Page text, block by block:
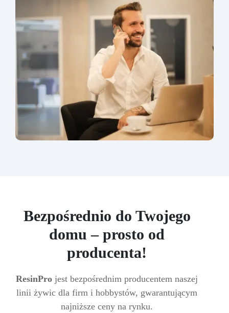
Bezpośrednio do Twojego
domu – prosto od
producenta!
ResinPro jest bezpośrednim producentem naszej
linii żywic dla firm i hobbystów, gwarantującym
najniższe ceny na rynku.